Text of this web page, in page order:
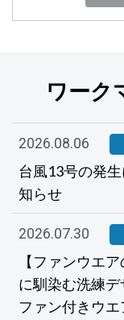
ワーク
2026.08.06
台風13号の発
知らせ
2026.07.30
【ファンウエ
に馴染む洗練
ファン付きウ